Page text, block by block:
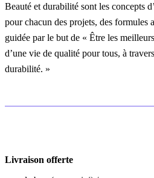
Beauté et durabilité sont les concepts
pour chacun des projets, des formules
guidée par le but de « Être les
d’une vie de qualité pour tous, à
durabilité. »
Livraison offerte